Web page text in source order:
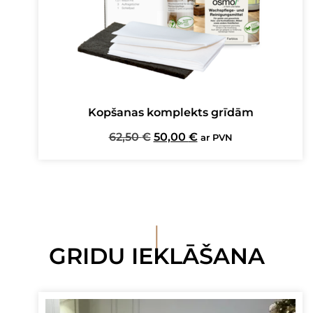
Kopšanas komplekts grīdām
62,50€ Original
50,00 €Current
ar PVN
I
GRIDU IEKLĀŠANA